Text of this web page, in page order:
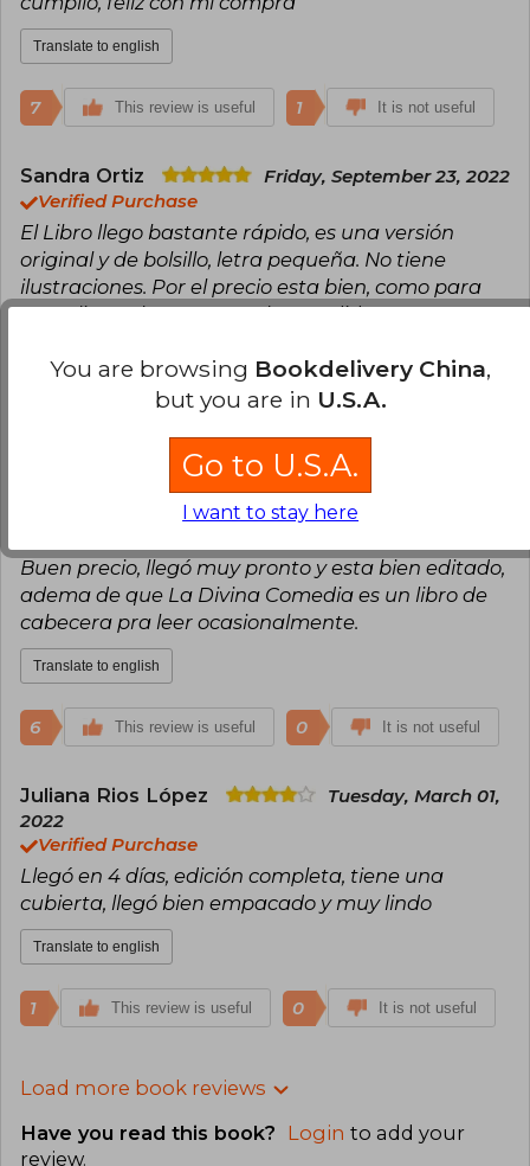
Translate to english
7 This review is useful 1 It is not useful
Sandra Ortiz
Friday, September 23, 2022
Verified Purchase
El Libro llego bastante rápido, es una versión
original y de bolsillo, letra pequeña. No tiene
ilustraciones. Por el precio esta bien, como para
cumplir con la tarea escolar. Medidas: 12x18x3.5.
Translate to english
Monday, November 08,
Buen precio, llegó muy pronto y esta bien editado,
adema de que La Divina Comedia es un libro de
cabecera pra leer ocasionalmente.
Translate to english
6 This review is useful 0 It is not useful
Juliana Rios López
Tuesday, March 01,
2022
Verified Purchase
Llegó en 4 días, edición completa, tiene una
cubierta, llegó bien empacado y muy lindo
Translate to english
1 This review is useful 0 It is not useful
Load more book reviews
Have you read this book? Login to add your
review.
You are browsing Bookdelivery China,
but you are in U.S.A.
Go to U.S.A.
I want to stay here